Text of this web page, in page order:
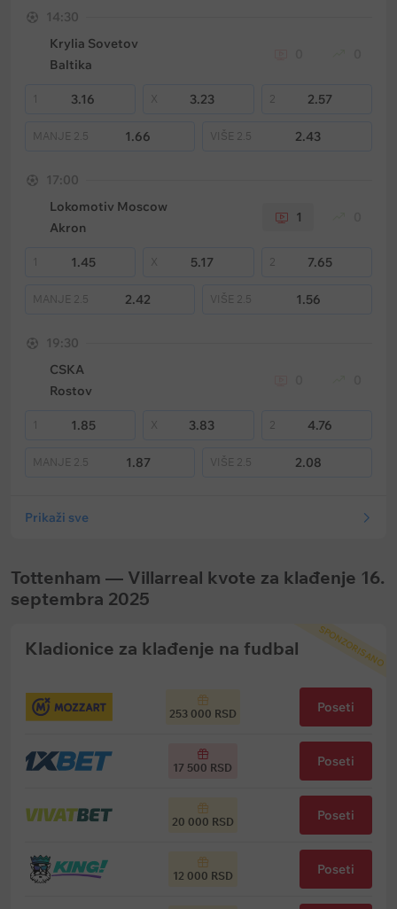
14:30
Krylia Sovetov
Baltika
1 3.16 3.23 2 2.57
MANJE 2.5 1.66 VIŠE 2.5 2.43
17:00
Lokomotiv Moscow
Akron
1
1 1.45 5.17 2 7.65
MANJE 2.5 2.42 VIŠE 2.5 1.56
19:30
CSKA
Rostov
1 1.85 3.83 2 4.76
MANJE 2.5 1.87 VIŠE 2.5 2.08
Prikaži sve
Tottenham — Villarreal kvote za klađenje 16.
septembra 2025
SPONZORISANO
Kladionice za klađenje na fudbal
253 000 RSD Poseti
17 500 RSD Poseti
20 000 RSD Poseti
12 000 RSD Poseti